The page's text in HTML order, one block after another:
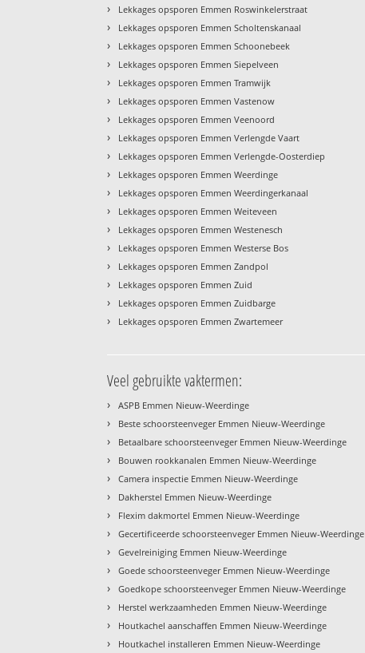
› Lekkages opsporen Emmen Roswinkelerstraat
› Lekkages opsporen Emmen Scholtenskanaal
› Lekkages opsporen Emmen Schoonebeek
› Lekkages opsporen Emmen Siepelveen
› Lekkages opsporen Emmen Tramwijk
› Lekkages opsporen Emmen Vastenow
› Lekkages opsporen Emmen Veenoord
› Lekkages opsporen Emmen Verlengde Vaart
› Lekkages opsporen Emmen Verlengde-Oosterdiep
› Lekkages opsporen Emmen Weerdinge
› Lekkages opsporen Emmen Weerdingerkanaal
› Lekkages opsporen Emmen Weiteveen
› Lekkages opsporen Emmen Westenesch
› Lekkages opsporen Emmen Westerse Bos
› Lekkages opsporen Emmen Zandpol
› Lekkages opsporen Emmen Zuid
› Lekkages opsporen Emmen Zuidbarge
› Lekkages opsporen Emmen Zwartemeer
Veel gebruikte vaktermen:
› ASPB Emmen Nieuw-Weerdinge
› Beste schoorsteenveger Emmen Nieuw-Weerdinge
› Betaalbare schoorsteenveger Emmen Nieuw-Weerdinge
› Bouwen rookkanalen Emmen Nieuw-Weerdinge
› Camera inspectie Emmen Nieuw-Weerdinge
› Dakherstel Emmen Nieuw-Weerdinge
› Flexim dakmortel Emmen Nieuw-Weerdinge
› Gecertificeerde schoorsteenveger Emmen Nieuw-Weerdinge
› Gevelreiniging Emmen Nieuw-Weerdinge
› Goede schoorsteenveger Emmen Nieuw-Weerdinge
› Goedkope schoorsteenveger Emmen Nieuw-Weerdinge
› Herstel werkzaamheden Emmen Nieuw-Weerdinge
› Houtkachel aanschaffen Emmen Nieuw-Weerdinge
› Houtkachel installeren Emmen Nieuw-Weerdinge